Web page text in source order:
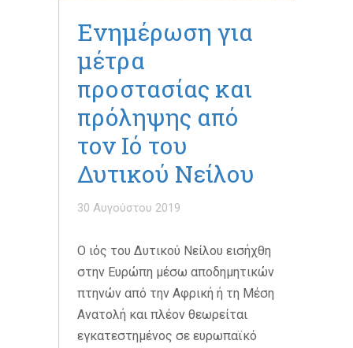
Ενημέρωση για
μέτρα
προστασίας και
πρόληψης από
τον Ιό του
Δυτικού Νείλου
30 Αυγούστου 2019
Ο ιός του Δυτικού Νείλου εισήχθη
στην Ευρώπη μέσω αποδημητικών
πτηνών από την Αφρική ή τη Μέση
Ανατολή και πλέον θεωρείται
εγκατεστημένος σε ευρωπαϊκό